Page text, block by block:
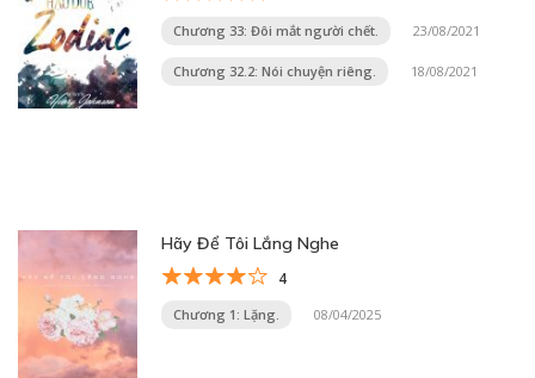
Chương 33: Đôi mắt người chết. 23/08/2021
Chương 32.2: Nói chuyện riêng. 18/08/2021
Hãy Để Tôi Lắng Nghe
4
Chương 1: Lặng. 08/04/2025